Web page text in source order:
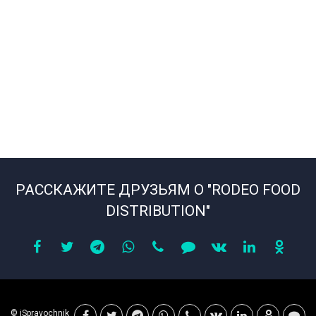
РАССКАЖИТЕ ДРУЗЬЯМ О "RODEO FOOD
DISTRIBUTION"
© iSpravochnik